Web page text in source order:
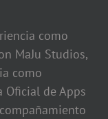
como
MaJu Studios,
como
Oficial de Apps